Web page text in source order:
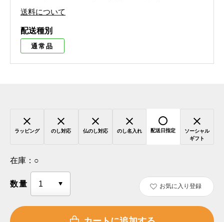
送料について
配送種別
通常品
ラッピング のし対応 仏のし対応 のし名入れ 配送日指定
ソーシャル
ギフト
在庫： ○
数量 お気に入り登録